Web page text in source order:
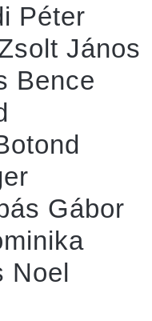
Péter
János
Bence
Gábor
Noel